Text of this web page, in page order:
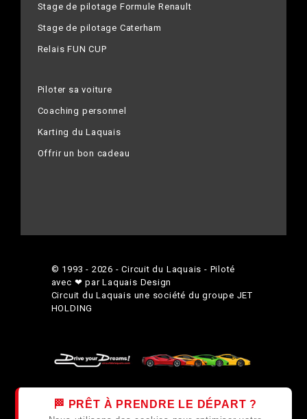
Stage de pilotage Formule Renault
Stage de pilotage Caterham
Relais FUN CUP
Piloter sa voiture
Coaching personnel
Karting du Laquais
Offrir un bon cadeau
© 1993 - 2026 - Circuit du Laquais - Piloté
avec ❤ par Laquais Design
Circuit du Laquais une société du groupe JET
HOLDING
🏁 PRÊT À PRENDRE LE DÉPART ?